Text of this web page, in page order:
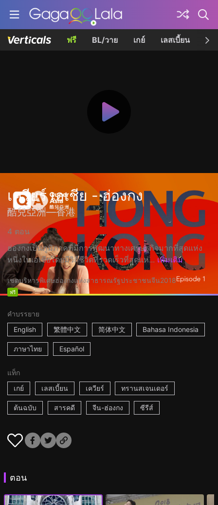
ฟรี BL/วาย เกย์ เลสเบี้ยน เค
เควียร์ เอเชีย - ฮ่องกง
酷兒亞洲—香港
4 ตอน
ฮ่องกงเป็นภูมิภาคที่มีการพัฒนาทางเศรษฐกิจมากที่สุดแห่ง
หนึ่งในเอเชียโดยมีวิถีชีวิตที่รวดเร็วที่สุดแห่... เพิ่มเติม
เขตบริหารพิเศษฮ่องกงแห่งสาธารณรัฐประชาชนจีน2018
ฟรี
คำบรรยาย
English
繁體中文 简体中文 Bahasa Indonesia
ภาษาไทย Español
แท็ก
เกย์
เลสเบี้ยน เควียร์ ทรานสเจนเดอร์
ต้นฉบับ สารคดี จีน-ฮ่องกง ซีรีส์
ตอน